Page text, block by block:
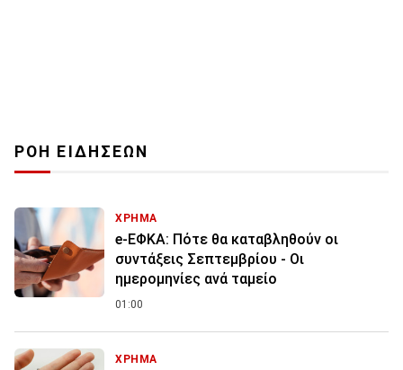
ΡΟΗ ΕΙΔΗΣΕΩΝ
ΧΡΗΜΑ
e-ΕΦΚΑ: Πότε θα καταβληθούν οι
συντάξεις Σεπτεμβρίου - Οι
ημερομηνίες ανά ταμείο
01:00
ΧΡΗΜΑ